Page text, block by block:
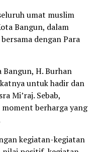
umat muslim
Bangun, dalam
dengan Para
Bangun, H. Burhan
untuk hadir dan
Mi’raj. Sebab,
berharga yang
kegiatan-kegiatan